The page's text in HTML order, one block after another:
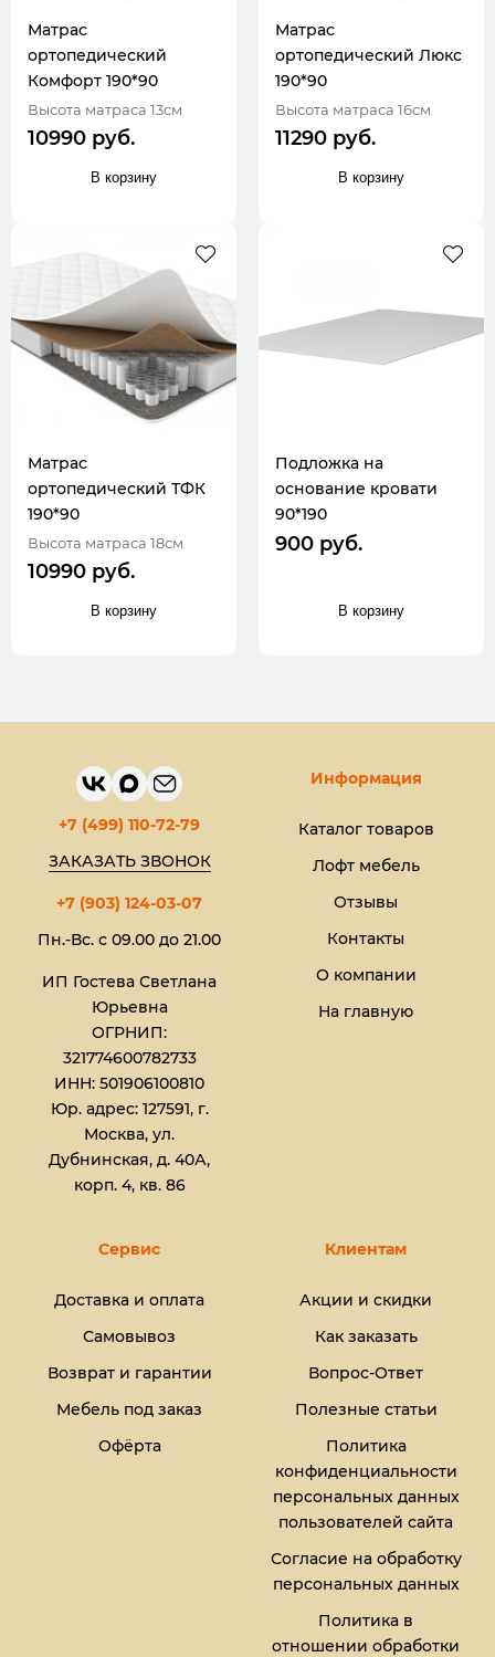
Матрас
ортопедический
Комфорт 190*90
Высота матраса 13см
10990 руб.
В корзину
Матрас
ортопедический Люкс
190*90
Высота матраса 16см
11290 руб.
В корзину
Матрас
ортопедический ТФК
190*90
Высота матраса 18см
10990 руб.
В корзину
Подложка на
основание кровати
90*190
900 руб.
В корзину
+7 (499) 110-72-79
ЗАКАЗАТЬ ЗВОНОК
+7 (903) 124-03-07
Пн.-Вс. с 09.00 до 21.00
ИП Гостева Светлана
Юрьевна​
ОГРНИП:
321774600782733
ИНН: 501906100810
Юр. адрес: 127591, г.
Москва, ул.
Дубнинская, д. 40А,
корп. 4, кв. 86
Информация
Каталог товаров
Лофт мебель
Отзывы
Контакты
О компании
На главную
Сервис
Доставка и оплата
Самовывоз
Возврат и гарантии
Мебель под заказ
Офёрта
Клиентам
Акции и скидки
Как заказать
Вопрос-Ответ
Полезные статьи
Политика
конфиденциальности
персональных данных
пользователей сайта
Согласие на обработку
персональных данных
Политика в
отношении обработки